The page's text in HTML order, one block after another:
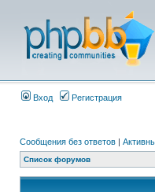
Вход Регистрация
Сообщения без ответов |
Список форумов